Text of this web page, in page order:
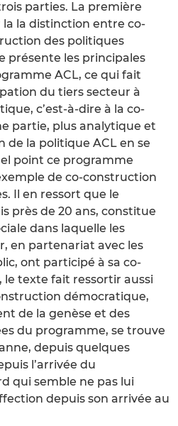
parties. La première
la distinction entre co-
des politiques
présente les principales
ACL, ce qui fait
du tiers secteur à
c’est-à-dire à la co-
partie, plus analytique et
de la politique ACL en se
point ce programme
de co-construction
Il en ressort que le
près de 20 ans, constitue
dans laquelle les
en partenariat avec les
ont participé à sa co-
le texte fait ressortir aussi
démocratique,
de la genèse et des
du programme, se trouve
depuis quelques
l’arrivée du
qui semble ne pas lui
depuis son arrivée au